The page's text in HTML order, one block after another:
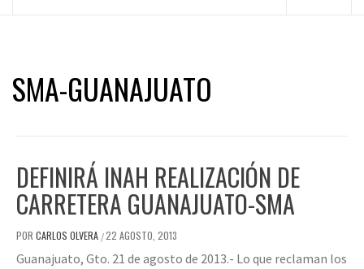
SMA-GUANAJUATO
DEFINIRÁ INAH REALIZACIÓN DE
CARRETERA GUANAJUATO-SMA
POR CARLOS OLVERA /22 AGOSTO, 2013
Guanajuato, Gto. 21 de agosto de 2013.- Lo que reclaman los